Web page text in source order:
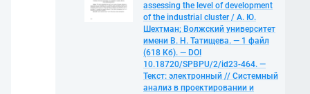
assessing the level of development
of the industrial cluster / А. Ю.
Шехтман; Волжский университет
имени В. Н. Татищева. — 1 файл
(618 Кб). — DOI
10.18720/SPBPU/2/id23-464. —
Текст: электронный // Системный
анализ в проектировании и